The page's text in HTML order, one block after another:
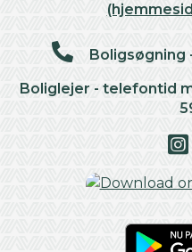
Boligsøgning
Boliglejer - telefontid